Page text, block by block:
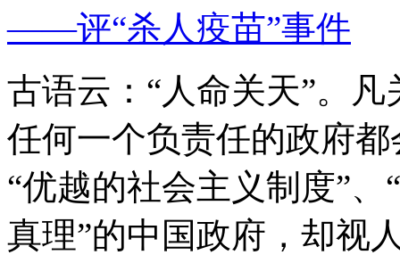
——评“杀人疫苗”事件
古语云：“人命关天”。
任何一个负责任的政府
“优越的社会主义制度”
真理”的中国政府，却视